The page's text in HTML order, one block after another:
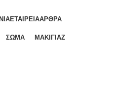
ΕΤΑΙΡΕΙΑΑΡΘΡΑ
ΣΏΜΑ ΜΑΚΙΓΙΆΖ